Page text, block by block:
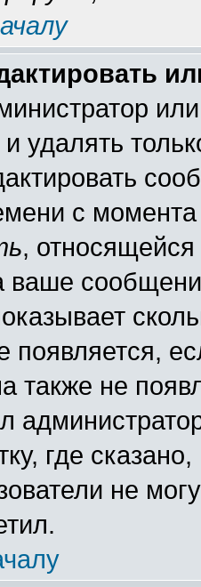
и удалять
с
,
ваше
появляется,
также не
где
не